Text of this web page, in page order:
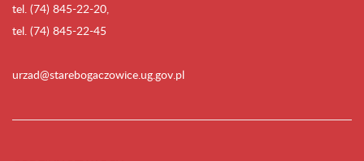
tel. (74) 845-22-20,
tel. (74) 845-22-45
urzad@starebogaczowice.ug.gov.pl